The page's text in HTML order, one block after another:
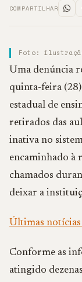
COMPARTILHAR
Foto:
Uma denúncia
quinta-feira (28)
estadual de
retirados das
inativa no
encaminhado à
chamados
deixar a
Últimas notícias
Conforme as
atingido